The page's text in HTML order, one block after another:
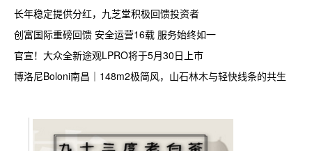
长年稳定提供分红，九芝堂积极回馈投资者
创富国际重磅回馈 安全运营16载 服务始终如一
官宣！大众全新途观LPRO将于5月30日上市
博洛尼Boloni南昌｜148m2极简风，山石林木与轻快线条的共生